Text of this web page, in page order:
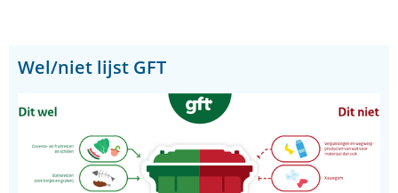
Wel/niet lijst GFT